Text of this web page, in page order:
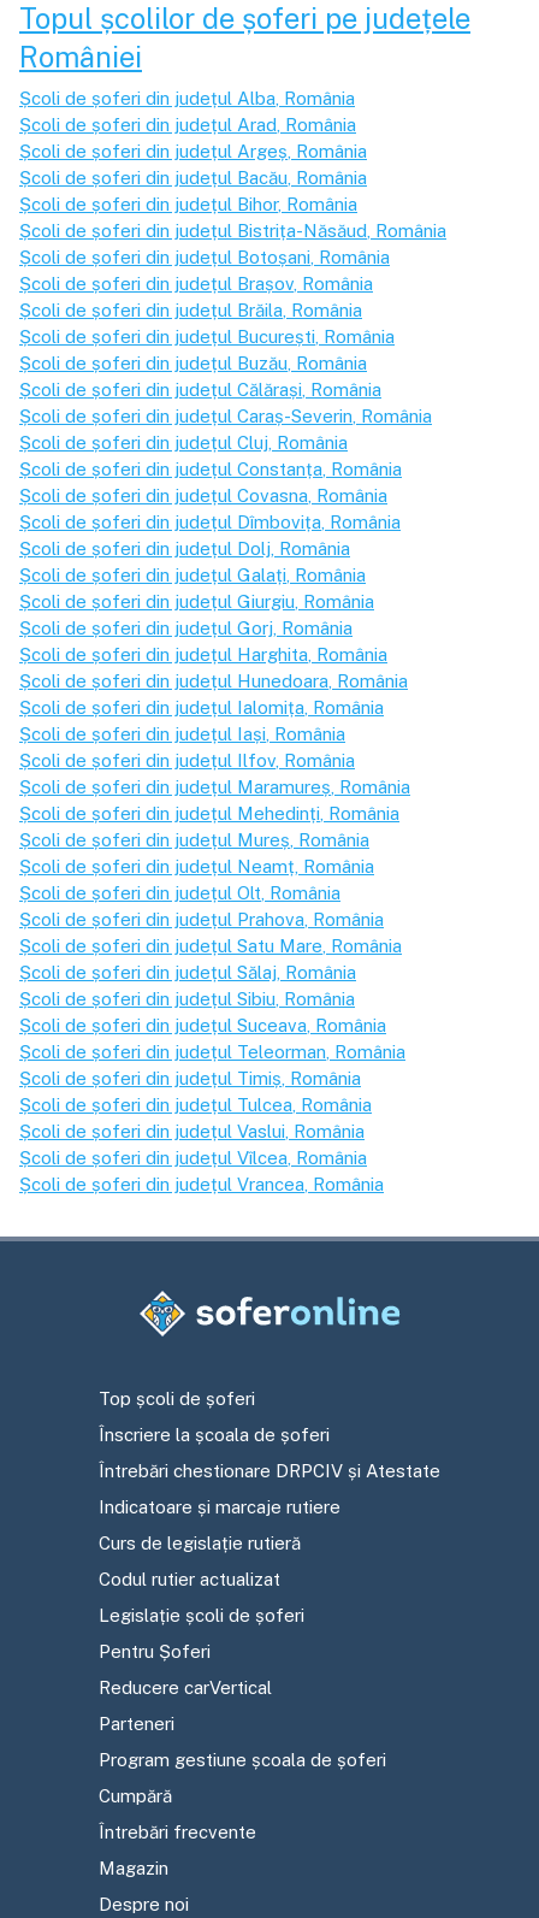
Topul școlilor de șoferi pe județele
României
Școli de șoferi din județul Alba , România
Școli de șoferi din județul Arad , România
Școli de șoferi din județul Argeș , România
Școli de șoferi din județul Bacău , România
Școli de șoferi din județul Bihor, România
Școli de șoferi din județul Bistrița-Năsăud , România
Școli de șoferi din județul Botoșani , România
Școli de șoferi din județul Brașov , România
Școli de șoferi din județul Brăila , România
Școli de șoferi din județul București , România
Școli de șoferi din județul Buzău , România
Școli de șoferi din județul Călărași , România
Școli de șoferi din județul Caraș-Severin , România
Școli de șoferi din județul Cluj , România
Școli de șoferi din județul Constanța , România
Școli de șoferi din județul Covasna , România
Școli de șoferi din județul Dîmbovița , România
Școli de șoferi din județul Dolj , România
Școli de șoferi din județul Galați , România
Școli de șoferi din județul Giurgiu , România
Școli de șoferi din județul Gorj , România
Școli de șoferi din județul Harghita , România
Școli de șoferi din județul Hunedoara , România
Școli de șoferi din județul Ialomița , România
Școli de șoferi din județul Iași , România
Școli de șoferi din județul Ilfov , România
Școli de șoferi din județul Maramureș , România
Școli de șoferi din județul Mehedinți , România
Școli de șoferi din județul Mureș , România
Școli de șoferi din județul Neamț , România
Școli de șoferi din județul Olt , România
Școli de șoferi din județul Prahova , România
Școli de șoferi din județul Satu Mare , România
Școli de șoferi din județul Sălaj , România
Școli de șoferi din județul Sibiu , România
Școli de șoferi din județul Suceava , România
Școli de șoferi din județul Teleorman , România
Școli de șoferi din județul Timiș , România
Școli de șoferi din județul Tulcea , România
Școli de șoferi din județul Vaslui , România
Școli de șoferi din județul Vîlcea , România
Școli de șoferi din județul Vrancea , România
Top școli de șoferi
Înscriere la școala de șoferi
Întrebări chestionare DRPCIV și Atestate
Indicatoare și marcaje rutiere
Curs de legislație rutieră
Codul rutier actualizat
Legislație școli de șoferi
Pentru Șoferi
Reducere carVertical
Parteneri
Program gestiune școala de șoferi
Cumpără
Întrebări frecvente
Magazin
Despre noi